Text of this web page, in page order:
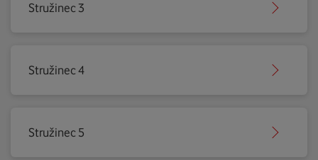
Stružinec 3
Stružinec 4
Stružinec 5